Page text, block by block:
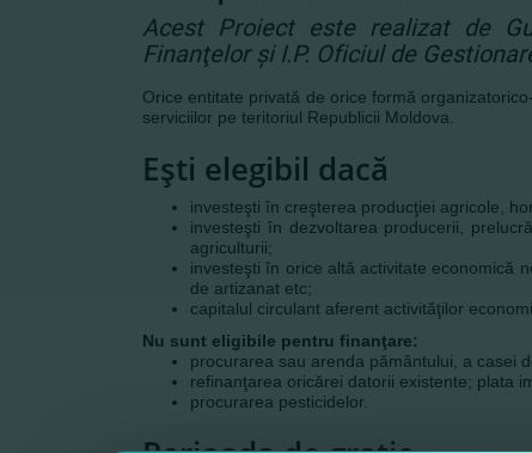
Acest Proiect este realizat de
Finanţelor şi I.P. Oficiul de
Orice entitate privată de orice formă
serviciilor pe teritoriul Republicii Moldova.
Eşti elegibil dacă
investeşti în creşterea producţiei agricole,
investeşti în dezvoltarea producerii,
agriculturii;
investeşti în orice altă activitate economică
de artizanat etc;
capitalul circulant aferent activităţilor
Nu sunt eligibile pentru finanţare:
procurarea sau arenda pământului, a casei
refinanţarea oricărei datorii existente; plata
procurarea pesticidelor.